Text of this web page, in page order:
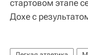
стартовом этапе
Дохе с